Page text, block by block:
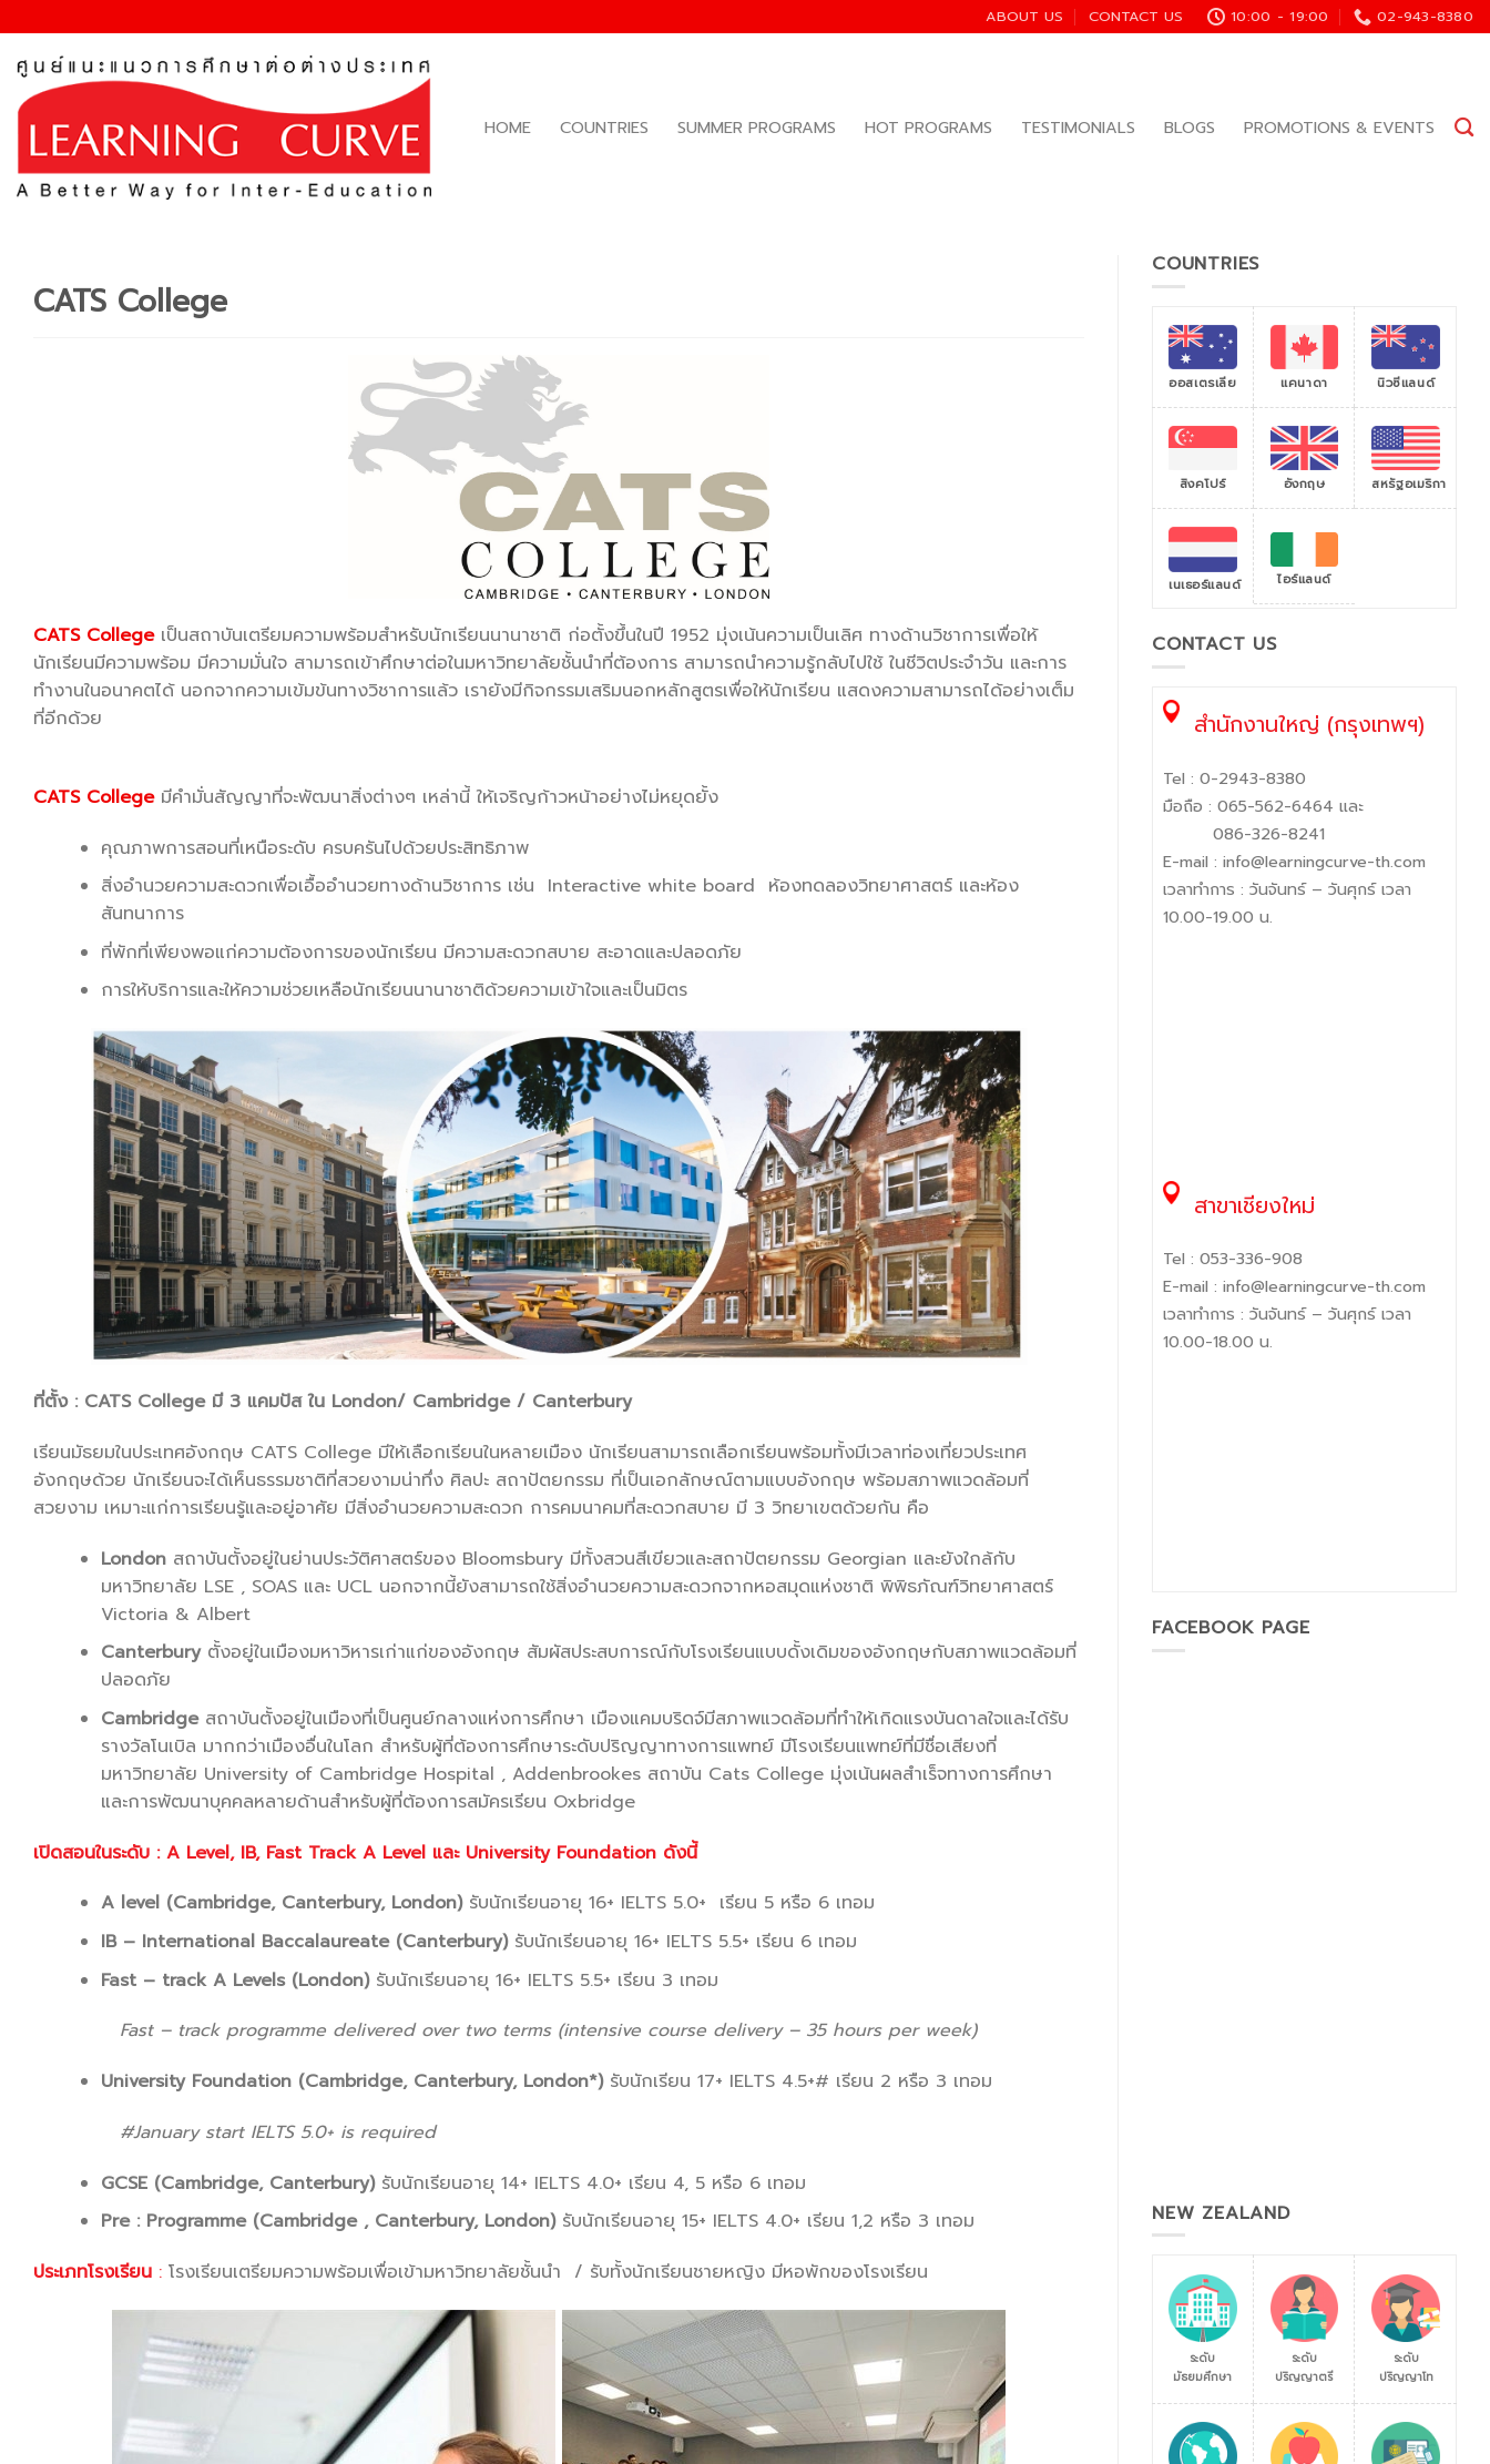
to
content
ABOUT US CONTACT US 10:00 - 19:00 02-943-8380
HOME COUNTRIES SUMMER PROGRAMS HOT PROGRAMS TESTIMONIALS BLOGS PROMOTIONS & EVENTS
CATS College
CATS Collegeเป็นสถาบันเตรียมความพร้อมสำหรับนักเรียนนานาชาติ ก่อตั้งขึ้นในปี 1952 มุ่งเน้นความเป็นเลิศ ทางด้านวิชาการเพื่อให้
นักเรียนมีความพร้อม มีความมั่นใจ สามารถเข้าศึกษาต่อในมหาวิทยาลัยชั้นนำที่ต้องการ สามารถนำความรู้กลับไปใช้ ในชีวิตประจำวัน และการ
ทำงานในอนาคตได้ นอกจากความเข้มข้นทางวิชาการแล้ว เรายังมีกิจกรรมเสริมนอกหลักสูตรเพื่อให้นักเรียน แสดงความสามารถได้อย่างเต็ม
ที่อีกด้วย
CATS Collegeมีคำมั่นสัญญาที่จะพัฒนาสิ่งต่างๆ เหล่านี้ ให้เจริญก้าวหน้าอย่างไม่หยุดยั้ง
คุณภาพการสอนที่เหนือระดับ ครบครันไปด้วยประสิทธิภาพ
สิ่งอำนวยความสะดวกเพื่อเอื้ออำนวยทางด้านวิชาการ เช่น Interactive white board ห้องทดลองวิทยาศาสตร์ และห้อง
สันทนาการ
ที่พักที่เพียงพอแก่ความต้องการของนักเรียน มีความสะดวกสบาย สะอาดและปลอดภัย
การให้บริการและให้ความช่วยเหลือนักเรียนนานาชาติด้วยความเข้าใจและเป็นมิตร
ที่ตั้ง : CATS College มี 3 แคมปัส ใน London/ Cambridge / Canterbury
เรียนมัธยมในประเทศอังกฤษ CATS College มีให้เลือกเรียนในหลายเมือง นักเรียนสามารถเลือกเรียนพร้อมทั้งมีเวลาท่องเที่ยวประเทศ
อังกฤษด้วย นักเรียนจะได้เห็นธรรมชาติที่สวยงามน่าทึ่ง ศิลปะ สถาปัตยกรรม ที่เป็นเอกลักษณ์ตามแบบอังกฤษ พร้อมสภาพแวดล้อมที่
สวยงาม เหมาะแก่การเรียนรู้และอยู่อาศัย มีสิ่งอำนวยความสะดวก การคมนาคมที่สะดวกสบาย มี 3 วิทยาเขตด้วยกัน คือ
Londonสถาบันตั้งอยู่ในย่านประวัติศาสตร์ของ Bloomsbury มีทั้งสวนสีเขียวและสถาปัตยกรรม Georgian และยังใกล้กับ
มหาวิทยาลัย LSE , SOAS และ UCL นอกจากนี้ยังสามารถใช้สิ่งอำนวยความสะดวกจากหอสมุดแห่งชาติ พิพิธภัณฑ์วิทยาศาสตร์
Victoria & Albert
Canterburyตั้งอยู่ในเมืองมหาวิหารเก่าแก่ของอังกฤษ สัมผัสประสบการณ์กับโรงเรียนแบบดั้งเดิมของอังกฤษกับสภาพแวดล้อมที่
ปลอดภัย
Cambridgeสถาบันตั้งอยู่ในเมืองที่เป็นศูนย์กลางแห่งการศึกษา เมืองแคมบริดจ์มีสภาพแวดล้อมที่ทำให้เกิดแรงบันดาลใจและได้รับ
รางวัลโนเบิล มากกว่าเมืองอื่นในโลก สำหรับผู้ที่ต้องการศึกษาระดับปริญญาทางการแพทย์ มีโรงเรียนแพทย์ที่มีชื่อเสียงที่
มหาวิทยาลัย University of Cambridge Hospital , Addenbrookes สถาบัน Cats College มุ่งเน้นผลสำเร็จทางการศึกษา
และการพัฒนาบุคคลหลายด้านสำหรับผู้ที่ต้องการสมัครเรียน Oxbridge
เปิดสอนในระดับ : A Level, IB, Fast Track A Level และ University Foundation ดังนี้
A level (Cambridge, Canterbury, London)รับนักเรียนอายุ 16+ IELTS 5.0+ เรียน 5 หรือ 6 เทอม
IB – International Baccalaureate (Canterbury)รับนักเรียนอายุ 16+ IELTS 5.5+ เรียน 6 เทอม
Fast – track A Levels (London)รับนักเรียนอายุ 16+ IELTS 5.5+ เรียน 3 เทอม
Fast – track programme delivered over two terms (intensive course delivery – 35 hours per week)
University Foundation (Cambridge, Canterbury, London*)รับนักเรียน 17+ IELTS 4.5+# เรียน 2 หรือ 3 เทอม
#January start IELTS 5.0+ is required
GCSE (Cambridge, Canterbury)รับนักเรียนอายุ 14+ IELTS 4.0+ เรียน 4, 5 หรือ 6 เทอม
Pre : Programme (Cambridge , Canterbury, London)รับนักเรียนอายุ 15+ IELTS 4.0+ เรียน 1,2 หรือ 3 เทอม
ประเภทโรงเรียน : โรงเรียนเตรียมความพร้อมเพื่อเข้ามหาวิทยาลัยชั้นนำ / รับทั้งนักเรียนชายหญิง มีหอพักของโรงเรียน
COUNTRIES
ออสเตรเลีย แคนาดา นิวซีแลนด์
สิงคโปร์ อังกฤษ สหรัฐอเมริกา
เนเธอร์แลนด์ ไอร์แลนด์
CONTACT US
สำนักงานใหญ่ (กรุงเทพฯ)
Tel : 0-2943-8380
มือถือ : 065-562-6464 และ
086-326-8241
E-mail : info@learningcurve-th.com
เวลาทำการ : วันจันทร์ – วันศุกร์ เวลา
10.00-19.00 น.
สาขาเชียงใหม่
Tel : 053-336-908
E-mail : info@learningcurve-th.com
เวลาทำการ : วันจันทร์ – วันศุกร์ เวลา
10.00-18.00 น.
FACEBOOK PAGE
NEW ZEALAND
ระดับ
มัธยมศึกษา
ระดับ
ปริญญาตรี
ระดับ
ปริญญาโท